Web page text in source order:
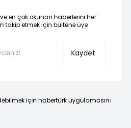
en çok okunan haberlerini her
takip etmek için bültene üye
Kaydet
için habertürk uygulamasını